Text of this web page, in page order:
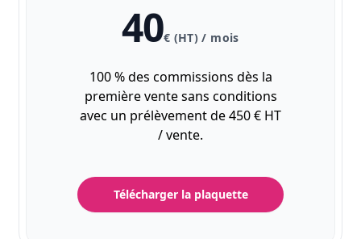
40€ (HT) / mois
100 % des commissions dès la
première vente sans conditions
avec un prélèvement de 450 € HT
/ vente.
Télécharger la plaquette